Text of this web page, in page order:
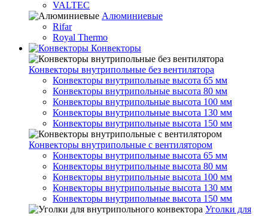
VALTEC
Алюминиевые
Rifar
Royal Thermo
Конвекторы
Конвекторы внутрипольные без вентилятора
Конвекторы внутрипольные высота 65 мм
Конвекторы внутрипольные высота 80 мм
Конвекторы внутрипольные высота 100 мм
Конвекторы внутрипольные высота 130 мм
Конвекторы внутрипольные высота 150 мм
Конвекторы внутрипольные с вентилятором
Конвекторы внутрипольные высота 65 мм
Конвекторы внутрипольные высота 80 мм
Конвекторы внутрипольные высота 100 мм
Конвекторы внутрипольные высота 130 мм
Конвекторы внутрипольные высота 150 мм
Уголки для